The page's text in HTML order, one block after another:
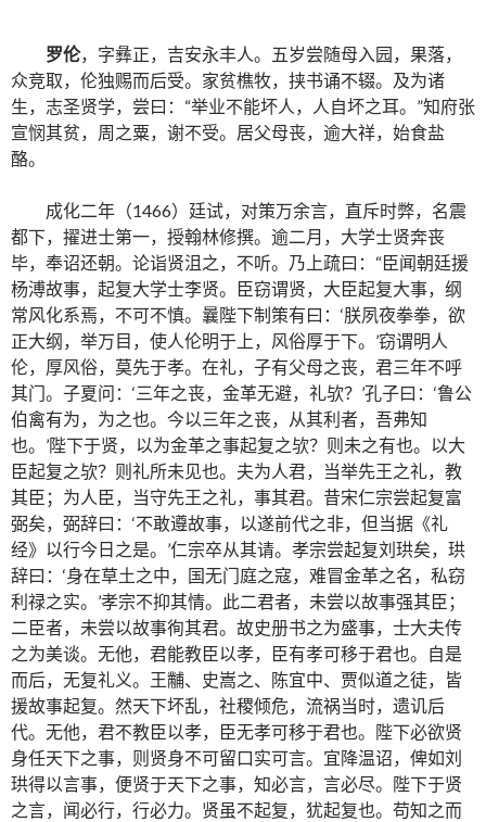
罗伦，字彝正，吉安永丰人。五岁尝随母入园，果落，
众竞取，伦独赐而后受。家贫樵牧，挟书诵不辍。及为诸
生，志圣贤学，尝曰：“举业不能坏人，人自坏之耳。”知府张
宣悯其贫，周之粟，谢不受。居父母丧，逾大祥，始食盐
酪。
成化二年（1466）廷试，对策万余言，直斥时弊，名震
都下，擢进士第一，授翰林修撰。逾二月，大学士贤奔丧
毕，奉诏还朝。论诣贤沮之，不听。乃上疏曰：“臣闻朝廷援
杨溥故事，起复大学士李贤。臣窃谓贤，大臣起复大事，纲
常风化系焉，不可不慎。曩陛下制策有曰：‘朕夙夜拳拳，欲
正大纲，举万目，使人伦明于上，风俗厚于下。’窃谓明人
伦，厚风俗，莫先于孝。在礼，子有父母之丧，君三年不呼
其门。子夏问：‘三年之丧，金革无避，礼欤？’孔子曰：‘鲁公
伯禽有为，为之也。今以三年之丧，从其利者，吾弗知
也。’陛下于贤，以为金革之事起复之欤？则未之有也。以大
臣起复之欤？则礼所未见也。夫为人君，当举先王之礼，教
其臣；为人臣，当守先王之礼，事其君。昔宋仁宗尝起复富
弼矣，弼辞曰：‘不敢遵故事，以遂前代之非，但当据《礼
经》以行今日之是。’仁宗卒从其请。孝宗尝起复刘珙矣，珙
辞曰：‘身在草土之中，国无门庭之寇，难冒金革之名，私窃
利禄之实。’孝宗不抑其情。此二君者，未尝以故事强其臣；
二臣者，未尝以故事徇其君。故史册书之为盛事，士大夫传
之为美谈。无他，君能教臣以孝，臣有孝可移于君也。自是
而后，无复礼义。王黼、史嵩之、陈宜中、贾似道之徒，皆
援故事起复。然天下坏乱，社稷倾危，流祸当时，遗讥后
代。无他，君不教臣以孝，臣无孝可移于君也。陛下必欲贤
身任天下之事，则贤身不可留口实可言。宜降温诏，俾如刘
珙得以言事，便贤于天下之事，知必言，言必尽。陛下于贤
之言，闻必行，行必力。贤虽不起复，犹起复也。苟知之而